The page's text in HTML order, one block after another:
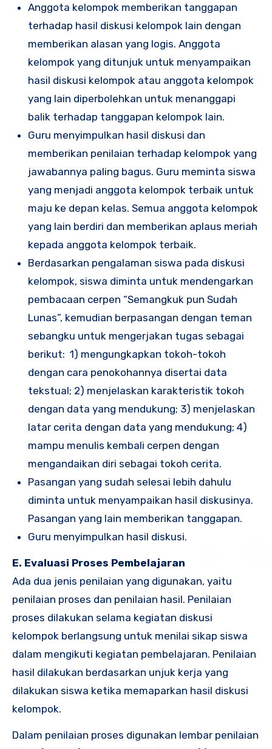
Anggota kelompok memberikan tanggapan
terhadap hasil diskusi kelompok lain dengan
memberikan alasan yang logis. Anggota
kelompok yang ditunjuk untuk menyampaikan
hasil diskusi kelompok atau anggota kelompok
yang lain diperbolehkan untuk menanggapi
balik terhadap tanggapan kelompok lain.
Guru menyimpulkan hasil diskusi dan
memberikan penilaian terhadap kelompok yang
jawabannya paling bagus. Guru meminta siswa
yang menjadi anggota kelompok terbaik untuk
maju ke depan kelas. Semua anggota kelompok
yang lain berdiri dan memberikan aplaus meriah
kepada anggota kelompok terbaik.
Berdasarkan pengalaman siswa pada diskusi
kelompok, siswa diminta untuk mendengarkan
pembacaan cerpen “Semangkuk pun Sudah
Lunas”, kemudian berpasangan dengan teman
sebangku untuk mengerjakan tugas sebagai
berikut: 1) mengungkapkan tokoh-tokoh
dengan cara penokohannya disertai data
tekstual; 2) menjelaskan karakteristik tokoh
dengan data yang mendukung; 3) menjelaskan
latar cerita dengan data yang mendukung; 4)
mampu menulis kembali cerpen dengan
mengandaikan diri sebagai tokoh cerita.
Pasangan yang sudah selesai lebih dahulu
diminta untuk menyampaikan hasil diskusinya.
Pasangan yang lain memberikan tanggapan.
Guru menyimpulkan hasil diskusi.
E. Evaluasi Proses Pembelajaran
Ada dua jenis penilaian yang digunakan, yaitu
penilaian proses dan penilaian hasil. Penilaian
proses dilakukan selama kegiatan diskusi
kelompok berlangsung untuk menilai sikap siswa
dalam mengikuti kegiatan pembelajaran. Penilaian
hasil dilakukan berdasarkan unjuk kerja yang
dilakukan siswa ketika memaparkan hasil diskusi
kelompok.
Dalam penilaian proses digunakan lembar penilaian